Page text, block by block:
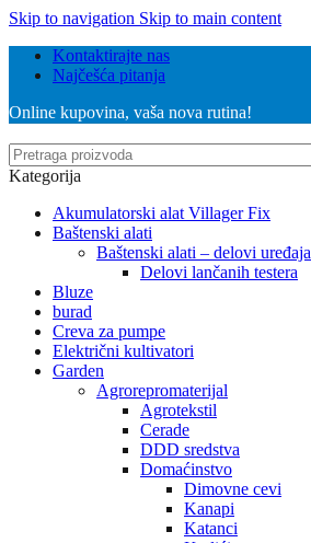
Skip to navigation Skip to main content
Kontaktirajte nas
Najčešća pitanja
Online kupovina, vaša nova rutina!
Kategorija
Akumulatorski alat Villager Fix
Baštenski alati
Baštenski alati – delovi uređaja
Delovi lančanih testera
Bluze
burad
Creva za pumpe
Električni kultivatori
Garden
Agrorepromaterijal
Agrotekstil
Cerade
DDD sredstva
Domaćinstvo
Dimovne cevi
Kanapi
Katanci